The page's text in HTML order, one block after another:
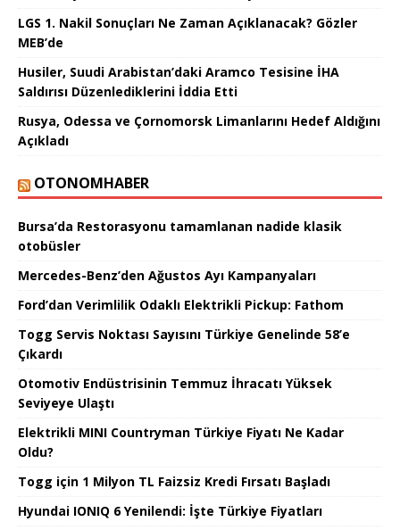
LGS 1. Nakil Sonuçları Ne Zaman Açıklanacak? Gözler
MEB’de
Husiler, Suudi Arabistan’daki Aramco Tesisine İHA
Saldırısı Düzenlediklerini İddia Etti
Rusya, Odessa ve Çornomorsk Limanlarını Hedef Aldığını
Açıkladı
OTONOMHABER
Bursa’da Restorasyonu tamamlanan nadide klasik
otobüsler
Mercedes-Benz’den Ağustos Ayı Kampanyaları
Ford’dan Verimlilik Odaklı Elektrikli Pickup: Fathom
Togg Servis Noktası Sayısını Türkiye Genelinde 58’e
Çıkardı
Otomotiv Endüstrisinin Temmuz İhracatı Yüksek
Seviyeye Ulaştı
Elektrikli MINI Countryman Türkiye Fiyatı Ne Kadar
Oldu?
Togg için 1 Milyon TL Faizsiz Kredi Fırsatı Başladı
Hyundai IONIQ 6 Yenilendi: İşte Türkiye Fiyatları